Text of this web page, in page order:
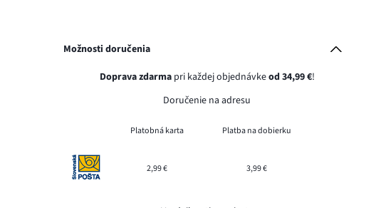
Možnosti doručenia
Doprava zdarmapri každej objednávkeod 34,99 €!
Doručenie na adresu
Platobná karta Platba na dobierku
2,99 € 3,99 €